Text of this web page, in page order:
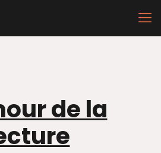
de la